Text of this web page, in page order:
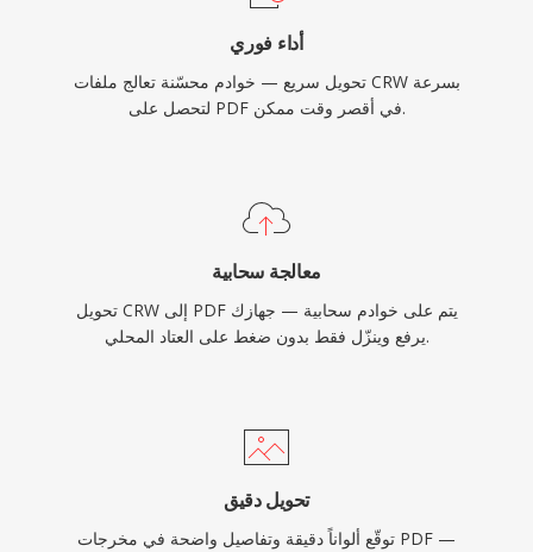
أداء فوري
تحويل سريع — خوادم محسّنة تعالج ملفات CRW بسرعة
لتحصل على PDF في أقصر وقت ممكن.
معالجة سحابية
تحويل CRW إلى PDF يتم على خوادم سحابية — جهازك
يرفع وينزّل فقط بدون ضغط على العتاد المحلي.
تحويل دقيق
توقّع ألواناً دقيقة وتفاصيل واضحة في مخرجات PDF —